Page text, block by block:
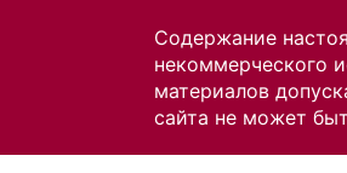
Содержание
некоммерческого
материалов
сайта не может